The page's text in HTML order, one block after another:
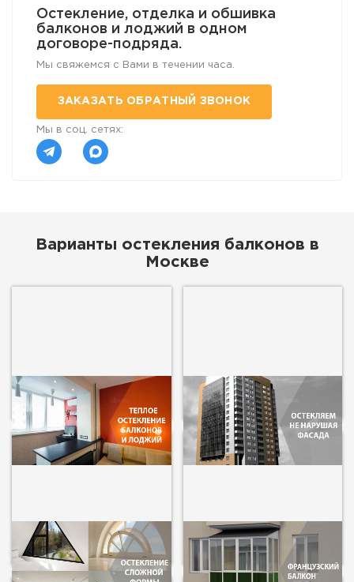
Остекление, отделка и обшивка
балконов и лоджий в одном
договоре-подряда.
Мы свяжемся с Вами в течении часа.
ЗАКАЗАТЬ ОБРАТНЫЙ ЗВОНОК
Мы в соц. сетях:
Варианты остекления балконов в
Москве
Теплое остекление
балконов и лоджий
от 5900 р/м2
Остекление балконов в
цвет фасада
от 5 400 р/м2
Остекление лоджий
сложной формы
от 6900 р/м2
Французское остекление
балконов и лоджий
от 5600 р/м2